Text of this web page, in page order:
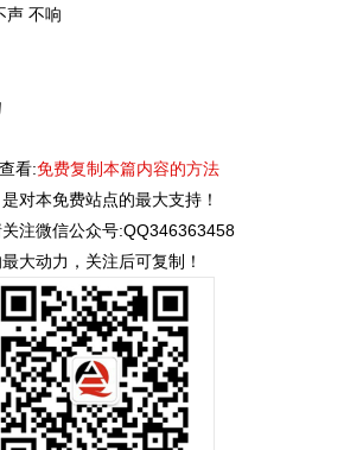
声 不响
看:免费复制本篇内容的方法
对本免费站点的最大支持！
注微信公众号:QQ346363458
大动力，关注后可复制！